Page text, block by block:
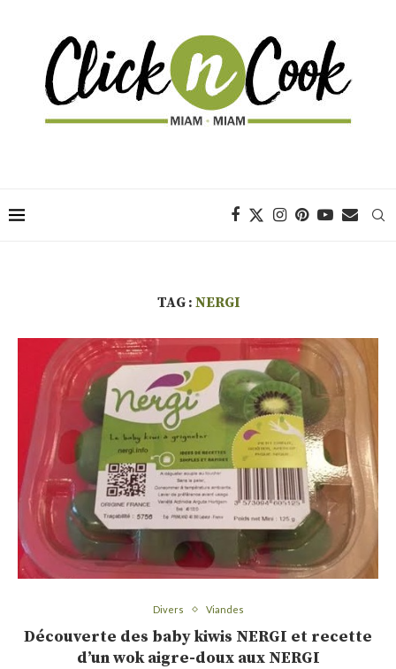
TAG : NERGI
Divers Viandes
Découverte des baby kiwis NERGI et recette
d’un wok aigre-doux aux NERGI